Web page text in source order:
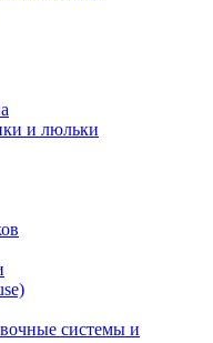
и люльки
системы и